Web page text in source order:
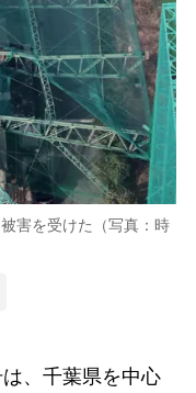
害を受けた（写真：時
、千葉県を中心